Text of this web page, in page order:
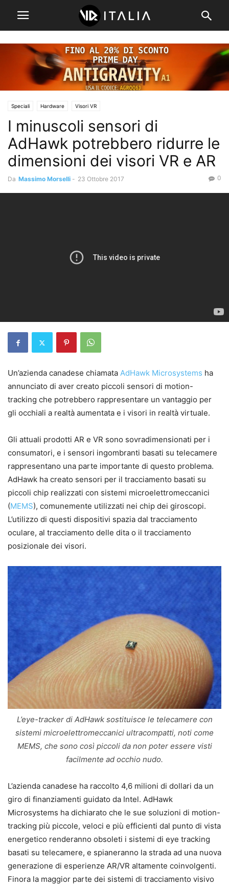
Speciali Hardware Visori VR
I minuscoli sensori di
AdHawk potrebbero ridurre le
dimensioni dei visori VR e AR
Da Massimo Morselli - 23 Ottobre 2017 0
Un’azienda canadese chiamata AdHawk Microsystems ha
annunciato di aver creato piccoli sensori di motion-
tracking che potrebbero rappresentare un vantaggio per
gli occhiali a realtà aumentata e i visori in realtà virtuale.
Gli attuali prodotti AR e VR sono sovradimensionati per i
consumatori, e i sensori ingombranti basati su telecamere
rappresentano una parte importante di questo problema.
AdHawk ha creato sensori per il tracciamento basati su
piccoli chip realizzati con sistemi microelettromeccanici
(MEMS), comunemente utilizzati nei chip dei giroscopi.
L’utilizzo di questi dispositivi spazia dal tracciamento
oculare, al tracciamento delle dita o il tracciamento
posizionale dei visori.
L’eye-tracker di AdHawk sostituisce le telecamere con
sistemi microelettromeccanici ultracompatti, noti come
MEMS, che sono così piccoli da non poter essere visti
facilmente ad occhio nudo.
L’azienda canadese ha raccolto 4,6 milioni di dollari da un
giro di finanziamenti guidato da Intel. AdHawk
Microsystems ha dichiarato che le sue soluzioni di motion-
tracking più piccole, veloci e più efficienti dal punto di vista
energetico renderanno obsoleti i sistemi di eye tracking
basati su telecamere, e spianeranno la strada ad una nuova
generazione di esperienze AR/VR altamente coinvolgenti.
Finora la maggior parte dei sistemi di tracciamento visivo